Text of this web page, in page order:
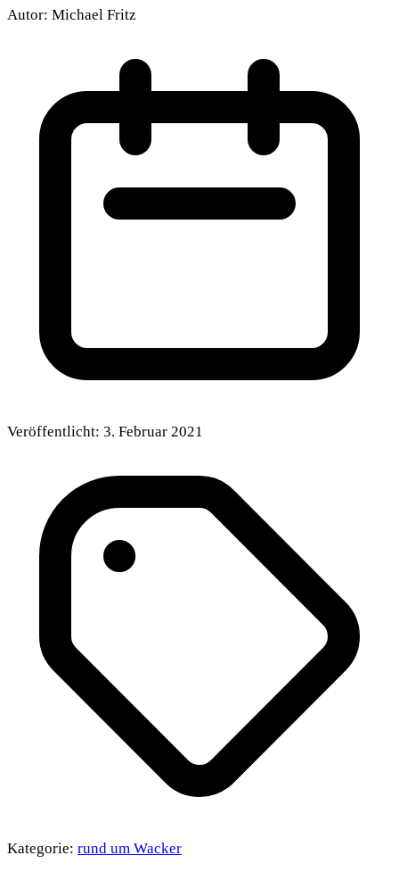
Autor: Michael Fritz
Veröffentlicht: 3. Februar 2021
Kategorie: rund um Wacker